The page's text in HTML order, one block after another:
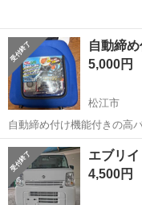
自動締
5,000円
松江市
自動締め付け機能付きの高バランス - モデル: TO-100
自動締め付け、2式ロック、高バランス設
ございます。
島根 松江市 外装、
エブリ
4,500円